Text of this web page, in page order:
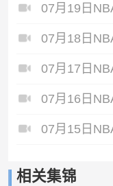
07月19日
07月18日
07月17日
07月15日
相关集锦